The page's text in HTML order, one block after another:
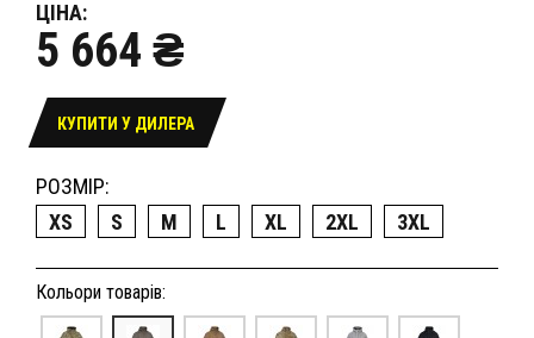
ЦІНА:
5 664 ₴
КУПИТИ У ДИЛЕРА
РОЗМІР:
XS
S M L XL 2XL 3XL
Кольори товарів: